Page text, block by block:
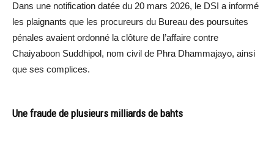
Dans une notification datée du 20 mars 2026, le DSI a informé
les plaignants que les procureurs du Bureau des poursuites
pénales avaient ordonné la clôture de l’affaire contre
Chaiyaboon Suddhipol, nom civil de Phra Dhammajayo, ainsi
que ses complices.
Une fraude de plusieurs milliards de bahts